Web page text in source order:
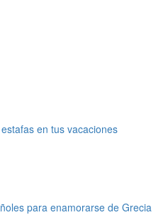
en tus vacaciones
para enamorarse de Grecia